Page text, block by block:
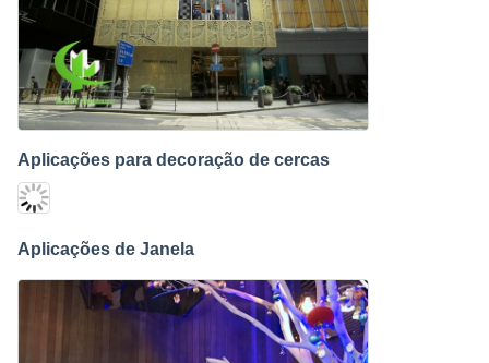
Aplicações para decoração de cercas
Aplicações de Janela